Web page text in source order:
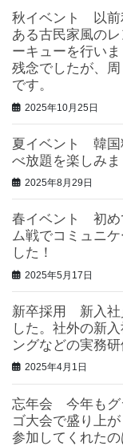
秋イベント 以前
ある古民家風の
ーキューを行い
残念でしたが、
です。
2025年10月25日
夏イベント 韓国
べ放題を楽しみま
2025年8月29日
春イベント 初め
ム戦でコミュニ
した！
2025年5月17日
新卒採用 新入社
した。社外の新
ングなどの実務研
2025年4月1日
忘年会 今年もグ
ゴ大会で盛り上
参加してくれたの